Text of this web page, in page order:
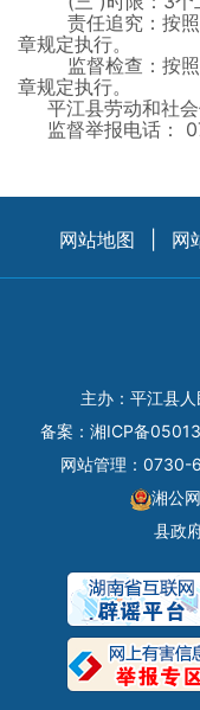
责任追究：按
章规定执行。
监督检查：按
章规定执行。
平江县劳动和社
监督举报电话：
网站地图 网
主办：平江县
备案： 湘ICP备
网站管理：0730-
湘公
县政